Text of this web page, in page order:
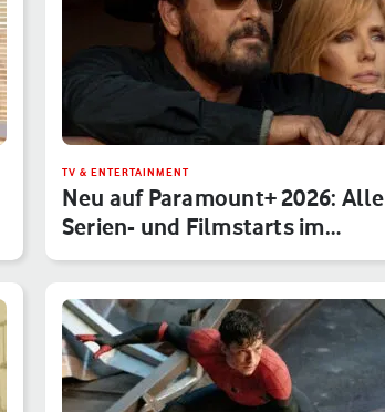
TV & ENTERTAINMENT
Neu auf Paramount+ 2026: Alle
Serien- und Filmstarts im
Monatsübe…